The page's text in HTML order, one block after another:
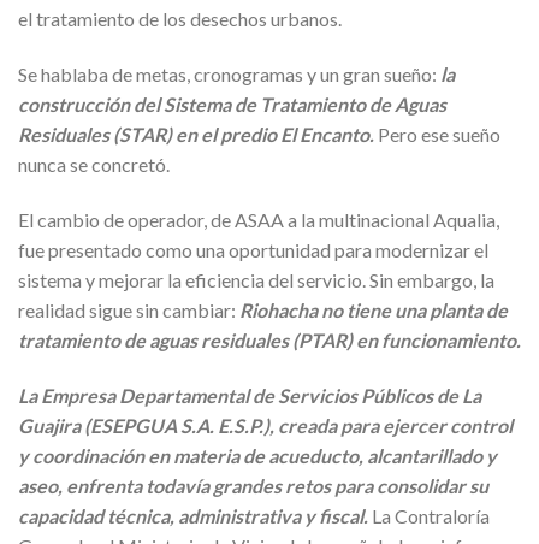
el tratamiento de los desechos urbanos.
Se hablaba de metas, cronogramas y un gran sueño: la
construcción del Sistema de Tratamiento de Aguas
Residuales (STAR) en el predio El Encanto. Pero ese sueño
nunca se concretó.
El cambio de operador, de ASAA a la multinacional Aqualia,
fue presentado como una oportunidad para modernizar el
sistema y mejorar la eficiencia del servicio. Sin embargo, la
realidad sigue sin cambiar: Riohacha no tiene una planta de
tratamiento de aguas residuales (PTAR) en funcionamiento.
La Empresa Departamental de Servicios Públicos de La
Guajira (ESEPGUA S.A. E.S.P.), creada para ejercer control
y coordinación en materia de acueducto, alcantarillado y
aseo, enfrenta todavía grandes retos para consolidar su
capacidad técnica, administrativa y fiscal. La Contraloría